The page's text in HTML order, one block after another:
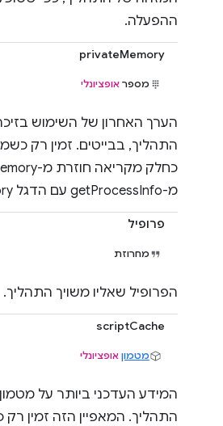
ההפעלה.
privateMemory
מספר אופציונלי
הערך האחרון של השימוש
התהליך, בבייטים. זמין רק
מ-getProcessInfo עם הדגל includeMemory.
פרופיל
מחרוזת
הפרופיל שאליו משויך התהליך.
scriptCache
מטמון אופציונלי
המידע העדכני ביותר על
התהליך. המאפיין הזה זמין